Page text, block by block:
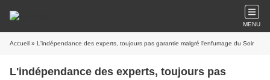
MENU
Accueil » L'indépendance des experts, toujours pas garantie malgré l'enfumage du Soir
L'indépendance des experts, toujours pas